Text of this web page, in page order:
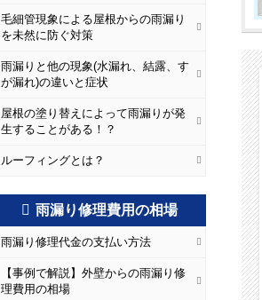
毛細管現象による屋根からの雨漏り
を未然に防ぐ対策
雨漏りと他の現象(水漏れ、結露、す
が漏れ)の違いと症状
屋根の塗り替えによって雨漏りが発
生することがある！？
ルーフィングとは？
雨漏り修理費用の相場
雨漏り修理代金の支払い方法
【事例で解説】外壁からの雨漏り修
理費用の相場